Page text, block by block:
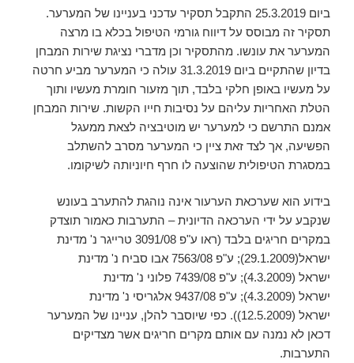
ביום 25.3.2019 התקבל תסקיר עדכני בעניינו של המערער.
תסקיר זה מבוסס על דיווח גורמי הטיפול בכלא בו מרצה
המערער את עונשו. מהתסקיר וכן מדברי נציגת שירות המבחן
בדיון שהתקיים ביום 31.3.2019 עולה כי המערער מביע חרטה
על מעשיו באופן חלקי בלבד, תוך מזעור חומרת מעשיו ותוך
הטלת האחריות עליהם על נסיבות חייו הקשות. שירות המבחן
אמנם התרשם כי למערער יש מוטיבציה לצאת ממעגל
הפשיעה, אך לצד זאת ציין כי המערער מסרב להשתלב
במסגרת הטיפולית שהוצעה לו חרף חיוניותה לשיקומו.
בידוע הוא שערכאת הערעור אינה נוהגת להתערב בעונש
שנקבע על ידי הערכאה הדיונית – התערבות כאמור תוצדק
במקרים חריגים בלבד (ראו ע"פ 3091/08 טרייגר נ' מדינת
ישראל(29.1.2009); ע"פ 7563/08 אבו סביח נ' מדינת
ישראל (4.3.2009); ע"פ 7439/08 פלוני נ' מדינת
ישראל (4.3.2009); ע"פ 9437/08 אלגריסי נ' מדינת
ישראל (12.5.2009)). כפי שיוסבר להלן, עניינו של המערער
דכאן לא נמנה עם אותם מקרים חריגים אשר מצדיקים
התערבות.